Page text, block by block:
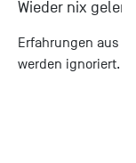
Wieder nix
Erfahrungen aus
werden ignoriert.